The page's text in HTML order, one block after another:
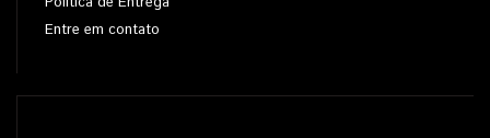
Entre em contato